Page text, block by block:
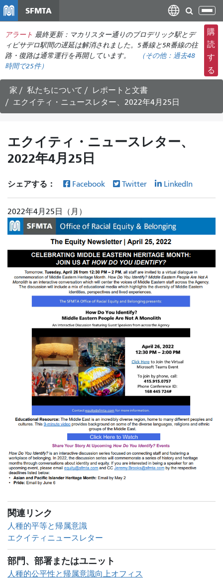
ン
コ
ン
ン
ツ
に
移
SFMTA
ナ
ビ
ゲ
ー
シ
ョ
切
アラート 最終更新：マカリスター通りのブロデリック駅とデ
ィビサデロ駅間の遅延は解消されました。5番線と5R番線の往
路・復路は通常運行を再開しています。
（その他： 過去48
時間で25件）
購
読
す
る
家 私たちについて
レポートと文書
エクイティ・ニュースレター、2022年4月25日
エクイティ・ニュースレター、
2022年4月25日
シェアする： Facebook Twitter LinkedIn
2022年4月25日（月）
関連リンク
人種的平等と帰属意識
エクイティニュースレター
部門、部署またはユニット
人種的公平性と帰属意識向上オフィス